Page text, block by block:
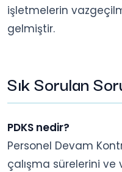
işletmelerin
gelmiştir.
Sık Sorulan
PDKS nedir?
Personel Devam
çalışma sürelerini ve